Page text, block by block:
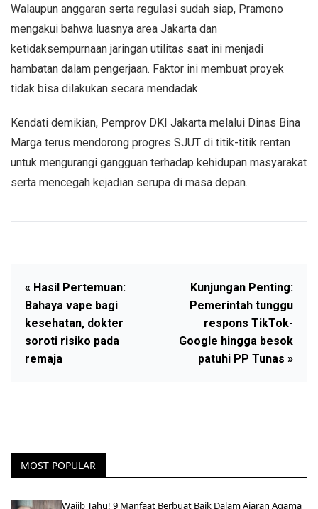
Walaupun anggaran serta regulasi sudah siap, Pramono
mengakui bahwa luasnya area Jakarta dan
ketidaksempurnaan jaringan utilitas saat ini menjadi
hambatan dalam pengerjaan. Faktor ini membuat proyek
tidak bisa dilakukan secara mendadak.
Kendati demikian, Pemprov DKI Jakarta melalui Dinas Bina
Marga terus mendorong progres SJUT di titik-titik rentan
untuk mengurangi gangguan terhadap kehidupan masyarakat
serta mencegah kejadian serupa di masa depan.
« Hasil Pertemuan:
Bahaya vape bagi
kesehatan, dokter
soroti risiko pada
remaja
Kunjungan Penting:
Pemerintah tunggu
respons TikTok-
Google hingga besok
patuhi PP Tunas »
MOST POPULAR
Wajib Tahu! 9 Manfaat Berbuat Baik Dalam Ajaran Agama